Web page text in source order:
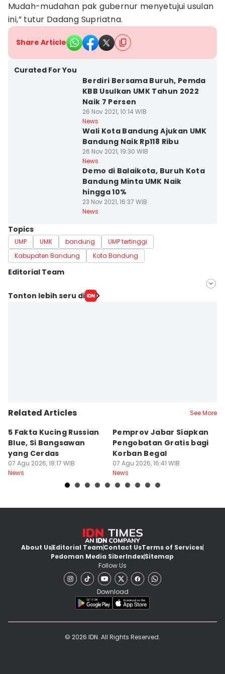
Mudah-mudahan pak gubernur menyetujui usulan
ini,” tutur Dadang Supriatna.
Share Article
Curated For You
Berdiri Bersama Buruh, Pemda
KBB Usulkan UMK Tahun 2022
Naik 7 Persen
26 Nov 2021, 10:14 WIB
News
Wali Kota Bandung Ajukan UMK
Bandung Naik Rp118 Ribu
26 Nov 2021, 19:30 WIB
News
Demo di Balaikota, Buruh Kota
Bandung Minta UMK Naik
hingga 10%
23 Nov 2021, 16:37 WIB
News
Topics
UMP UMK bandung
UMP tertinggi
Kabupaten Bandung
Kota Bandung
Editorial Team
Editor
Tonton lebih seru di
Related Articles See More
5 Fakta Kucing Russian
Blue, Si Bangsawan
yang Cerdas
07 Agu 2026, 18:17 WIB
News
Pemprov Jabar Siapkan
Pengobatan Gratis bagi
Korban Begal
07 Agu 2026, 16:41 WIB
News
About UsEditorial TeamContact UsTerms of Services
Pedoman Media SiberIndexSitemap
Follow Us
Download
© 2026 IDN. All Rights Reserved.